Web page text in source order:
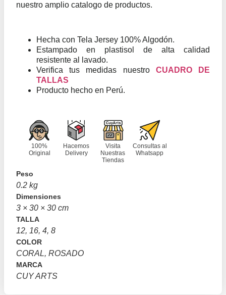
nuestro amplio catalogo de productos.
Hecha con Tela Jersey 100% Algodón.
Estampado en plastisol de alta calidad
resistente al lavado.
Verifica tus medidas nuestro CUADRO DE
TALLAS
Producto hecho en Perú.
100%
Original
Hacemos
Delivery
Visita
Nuestras
Tiendas
Consultas al
Whatsapp
Peso
0.2 kg
Dimensiones
3 × 30 × 30 cm
TALLA
12, 16, 4, 8
COLOR
CORAL, ROSADO
MARCA
CUY ARTS